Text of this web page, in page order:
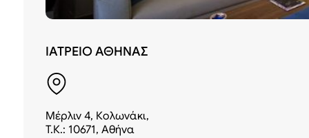
ΙΑΤΡΕΙΟ ΑΘΗΝΑΣ
Μέρλιν 4, Κολωνάκι,
Τ.Κ.: 10671, Αθήνα